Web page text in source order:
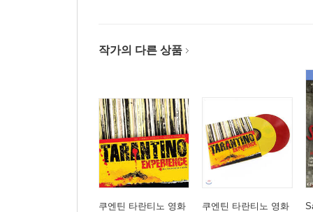
작가의 다른 상품
쿠엔틴 타란티노 영화
쿠엔틴 타란티노 영화